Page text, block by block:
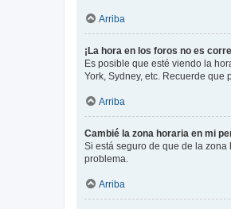
Arriba
¡La hora en los foros no es
Es posible que esté viendo la
York, Sydney, etc. Recuerde
Arriba
Cambié la zona horaria en mi
Si está seguro de que de la
problema.
Arriba